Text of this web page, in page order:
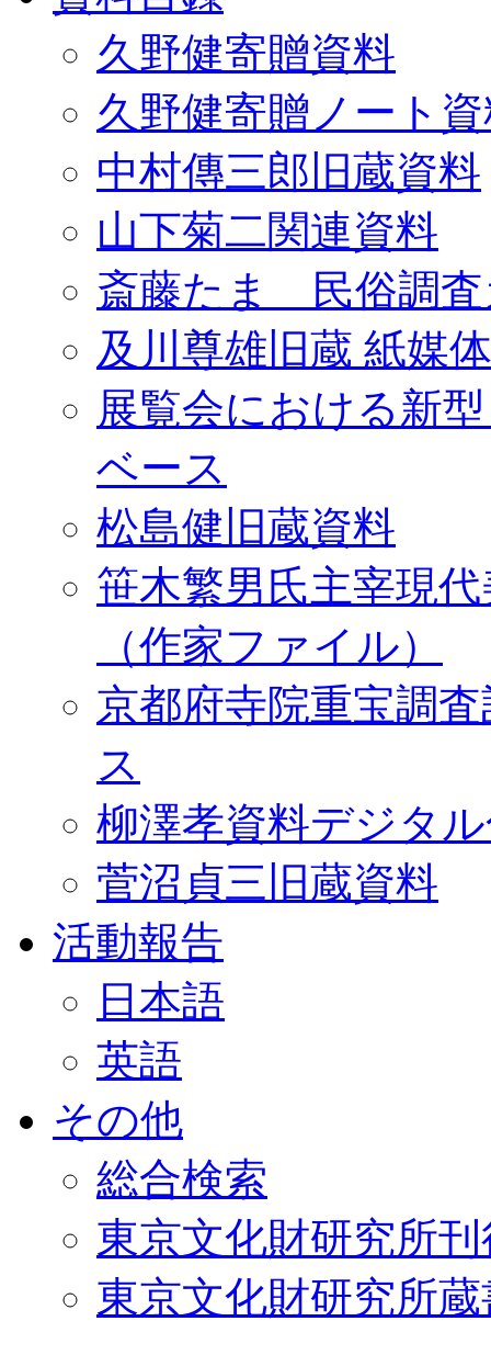
久野健寄贈資料
久野健寄贈ノート
中村傳三郎旧蔵資料
山下菊二関連資料
斎藤たま 民俗調査
及川尊雄旧蔵 紙媒
展覧会における新
ベース
松島健旧蔵資料
笹木繁男氏主宰現
（作家ファイル）
京都府寺院重宝調
ス
柳澤孝資料デジタ
菅沼貞三旧蔵資料
活動報告
日本語
英語
その他
総合検索
東京文化財研究所
東京文化財研究所